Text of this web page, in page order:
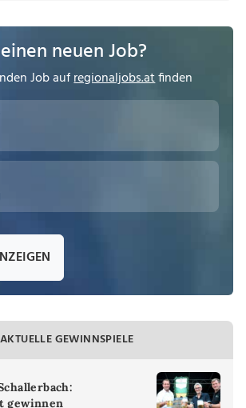
neuen Job?
Job aufregionaljobs.atfinden
AKTUELLE GEWINNSPIELE
gewinnen